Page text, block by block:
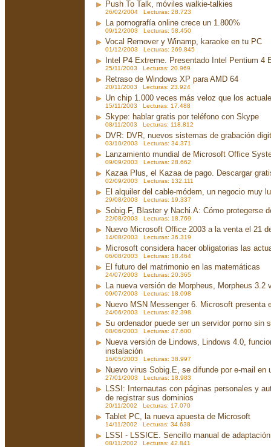
Push To Talk, móviles walkie-talkies
26/02/2004 Lecturas: 28.723
La pornografía online crece un 1.800%
09/12/2003 Lecturas: 58.450
Vocal Remover y Winamp, karaoke en tu PC
01/12/2003 Lecturas: 269.845
Intel P4 Extreme. Presentado Intel Pentium 4
25/11/2003 Lecturas: 20.969
Retraso de Windows XP para AMD 64
20/11/2003 Lecturas: 23.924
Un chip 1.000 veces más veloz que los
15/11/2003 Lecturas: 17.488
Skype: hablar gratis por teléfono con Skype
08/11/2003 Lecturas: 118.812
DVR: DVR, nuevos sistemas de grabación
03/10/2003 Lecturas: 34.371
Lanzamiento mundial de Microsoft Office
09/09/2003 Lecturas: 28.662
Kazaa Plus, el Kazaa de pago. Descargar
02/09/2003 Lecturas: 132.111
El alquiler del cable-módem, un negocio muy
29/08/2003 Lecturas: 19.337
Sobig.F, Blaster y Nachi.A: Cómo protegerse
22/08/2003 Lecturas: 18.769
Nuevo Microsoft Office 2003 a la venta el 21
14/08/2003 Lecturas: 36.319
Microsoft considera hacer obligatorias las
06/08/2003 Lecturas: 18.464
El futuro del matrimonio en las matemáticas
24/07/2003 Lecturas: 20.365
La nueva versión de Morpheus, Morpheus 3.2
09/07/2003 Lecturas: 18.098
Nuevo MSN Messenger 6. Microsoft presenta
24/06/2003 Lecturas: 82.398
Su ordenador puede ser un servidor porno sin
08/06/2003 Lecturas: 47.600
Nueva versión de Lindows, Lindows 4.0,
instalación
16/05/2003 Lecturas: 38.997
Nuevo virus Sobig.E, se difunde por e-mail en
27/01/2003 Lecturas: 18.983
LSSI: Internautas con páginas personales y
de registrar sus dominios
20/11/2002 Lecturas: 17.070
Tablet PC, la nueva apuesta de Microsoft
14/11/2002 Lecturas: 34.638
LSSI - LSSICE. Sencillo manual de
08/11/2002 Lecturas: 42.841